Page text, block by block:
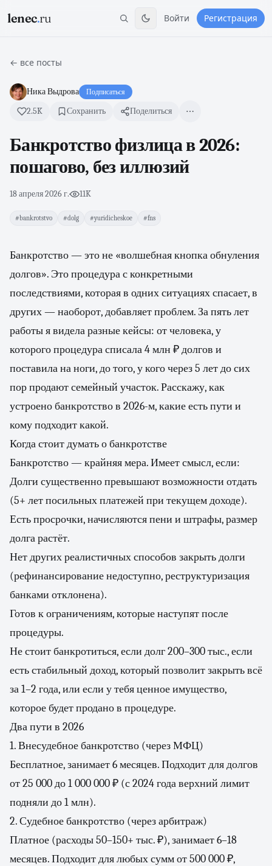
lenec.ru Войти Регистрация
← все посты
Ника Выдрова Подписаться
2.5K Сохранить Поделиться
Банкротство физлица в 2026:
пошагово, без иллюзий
18 апреля 2026 г.· 11K
#bankrotstvo #dolg #yuridicheskoe #fns
Банкротство — это не «волшебная кнопка обнуления
долгов». Это процедура с конкретными
последствиями, которая в одних ситуациях спасает, в
других — наоборот, добавляет проблем. За пять лет
работы я видела разные кейсы: от человека, у
которого процедура списала 4 млн ₽ долгов и
поставила на ноги, до того, у кого через 5 лет до сих
пор продают семейный участок. Расскажу, как
устроено банкротство в 2026-м, какие есть пути и
кому подходит какой.
Когда стоит думать о банкротстве
Банкротство — крайняя мера. Имеет смысл, если:
Долги существенно превышают возможности отдать
(5+ лет посильных платежей при текущем доходе).
Есть просрочки, начисляются пени и штрафы, размер
долга растёт.
Нет других реалистичных способов закрыть долги
(рефинансирование недоступно, реструктуризация
банками отклонена).
Готов к ограничениям, которые наступят после
процедуры.
Не стоит банкротиться, если долг 200–300 тыс., если
есть стабильный доход, который позволит закрыть всё
за 1–2 года, или если у тебя ценное имущество,
которое будет продано в процедуре.
Два пути в 2026
1. Внесудебное банкротство (через МФЦ)
Бесплатное, занимает 6 месяцев. Подходит для долгов
от 25 000 до 1 000 000 ₽ (с 2024 года верхний лимит
подняли до 1 млн).
2. Судебное банкротство (через арбитраж)
Платное (расходы 50–150+ тыс. ₽), занимает 6–18
месяцев. Подходит для любых сумм от 500 000 ₽,